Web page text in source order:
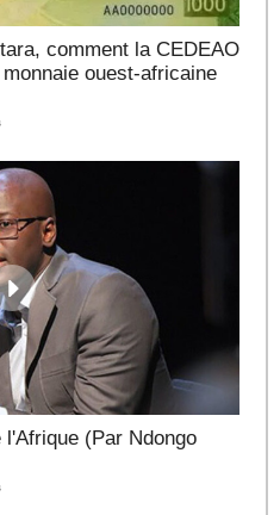
comment la CEDEAO
ouest-africaine
(Par Ndongo